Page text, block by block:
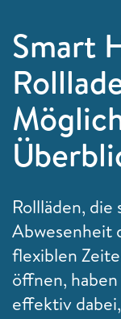
Smart
Rollläden,
Abwesenheit
flexiblen
öffnen,
effektiv